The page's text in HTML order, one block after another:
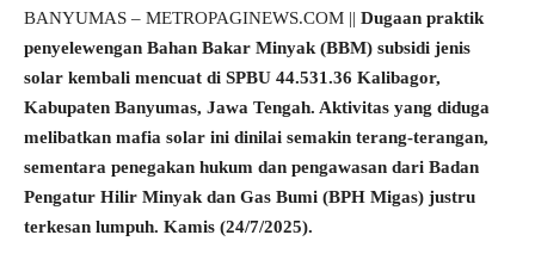
BANYUMAS – METROPAGINEWS.COM || Dugaan praktik
penyelewengan Bahan Bakar Minyak (BBM) subsidi jenis
solar kembali mencuat di SPBU 44.531.36 Kalibagor,
Kabupaten Banyumas, Jawa Tengah. Aktivitas yang diduga
melibatkan mafia solar ini dinilai semakin terang-terangan,
sementara penegakan hukum dan pengawasan dari Badan
Pengatur Hilir Minyak dan Gas Bumi (BPH Migas) justru
terkesan lumpuh. Kamis (24/7/2025).